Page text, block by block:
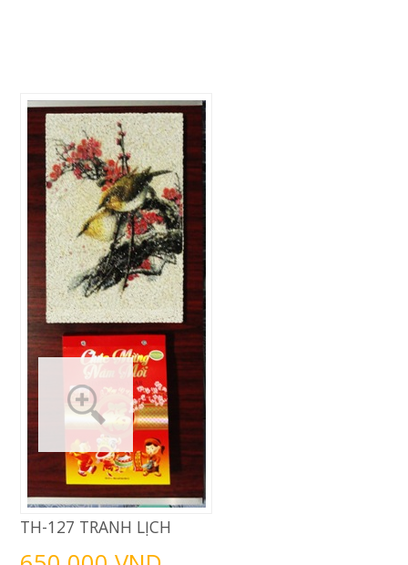
TH-127 TRANH LỊCH